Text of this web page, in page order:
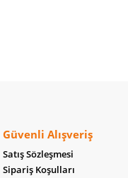
Güvenli Alışveriş
Satış Sözleşmesi
Sipariş Koşulları